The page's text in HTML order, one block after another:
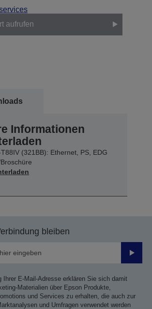
aufrufen
Informationen
(321BB): Ethernet, PS, EDG
bleiben
Ihrer E-Mail-Adresse erklären Sie sich damit
Materialien über Epson Produkte,
und Services zu erhalten, die auch zur
und Umfragen verwendet werden